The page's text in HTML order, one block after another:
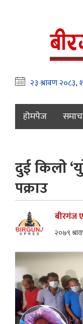
होमपेज
दुई किलोे
पक्राउ
बीरगंज
२०७९